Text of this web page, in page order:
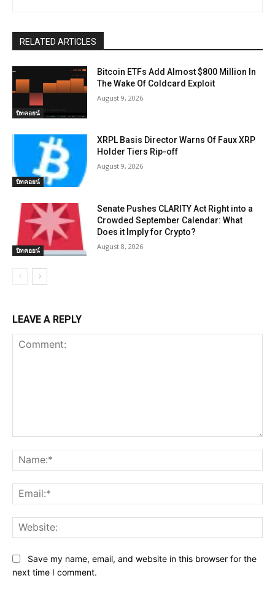
RELATED ARTICLES
บิทคอยน์
Bitcoin ETFs Add Almost $800 Million In
The Wake Of Coldcard Exploit
August 9, 2026
บิทคอยน์
XRPL Basis Director Warns Of Faux XRP
Holder Tiers Rip-off
August 9, 2026
บิทคอยน์
Senate Pushes CLARITY Act Right into a
Crowded September Calendar: What
Does it Imply for Crypto?
August 8, 2026
LEAVE A REPLY
Save my name, email, and website in this browser for the
next time I comment.